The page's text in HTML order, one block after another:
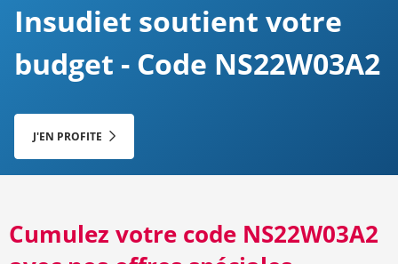
Insudiet soutient votre
budget - Code NS22W03A2
J'EN PROFITE
Cumulez votre code NS22W03A2